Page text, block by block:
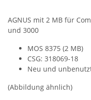
AGNUS mit 2 MB für
und 3000
MOS 8375 (2 MB)
CSG: 318069-18
Neu und
(Abbildung ähnlich)